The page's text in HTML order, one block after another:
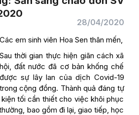
28/04/2020
em sinh viên Hoa Sen thân mến,
Sau thời gian thực hiện giãn cách xã
hội, đất nước đã cơ bản khống chế
được sự lây lan của dịch Covid-19
cộng đồng. Thành quả đáng tự
tối cần thiết cho việc khôi phục
bao gồm đi lại, giao tiếp, học